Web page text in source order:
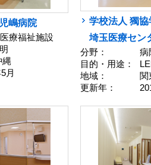
嶋病院
療福祉施設
縄
月
学校法人 獨
埼玉医療セン
分野：
病
目的・用途：
地域：
関
更新年：